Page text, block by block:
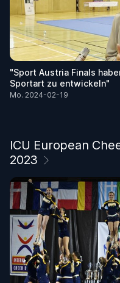
"Sport Austria Finals
Sportart zu entwickeln"
Mo. 2024-02-19
ICU European
2023